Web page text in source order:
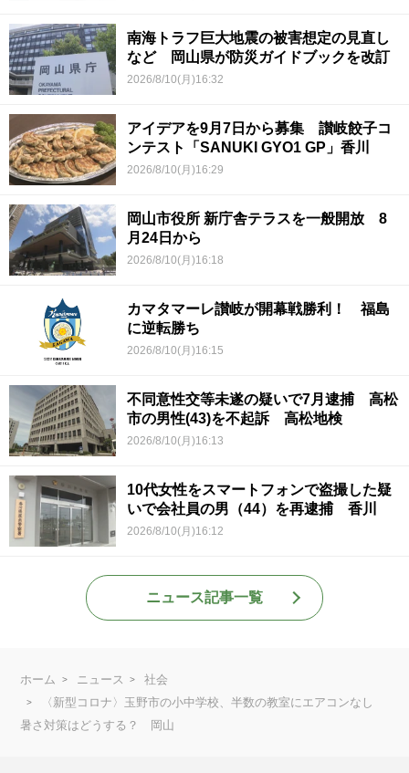
南海トラフ巨大地震の被害想定の見直し
など 岡山県が防災ガイドブックを改訂
2026/8/10(月)16:32
アイデアを9月7日から募集 讃岐餃子コ
ンテスト「SANUKI GYO1 GP」香川
2026/8/10(月)16:29
岡山市役所 新庁舎テラスを一般開放 8
月24日から
2026/8/10(月)16:18
カマタマーレ讃岐が開幕戦勝利！ 福島
に逆転勝ち
2026/8/10(月)16:15
不同意性交等未遂の疑いで7月逮捕 高松
市の男性(43)を不起訴 高松地検
2026/8/10(月)16:13
10代女性をスマートフォンで盗撮した疑
いで会社員の男（44）を再逮捕 香川
2026/8/10(月)16:12
ニュース記事一覧
ホーム ニュース
社会
〈新型コロナ〉玉野市の小中学校、半数の教室にエアコンなし
暑さ対策はどうする？ 岡山